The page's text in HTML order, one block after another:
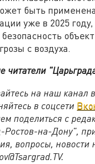
быть
уже в 2025
с воздуха.
читатели
на наш канал в
в соцсети
поделиться с
Ростов-на-Дону",
вопросы, новости